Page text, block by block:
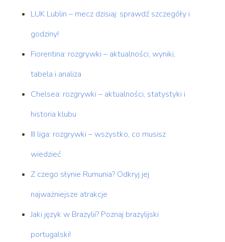
LUK Lublin – mecz dzisiaj: sprawdź szczegóły i
godziny!
Fiorentina: rozgrywki – aktualności, wyniki,
tabela i analiza
Chelsea: rozgrywki – aktualności, statystyki i
historia klubu
III liga: rozgrywki – wszystko, co musisz
wiedzieć
Z czego słynie Rumunia? Odkryj jej
najważniejsze atrakcje
Jaki język w Brazylii? Poznaj brazylijski
portugalski!